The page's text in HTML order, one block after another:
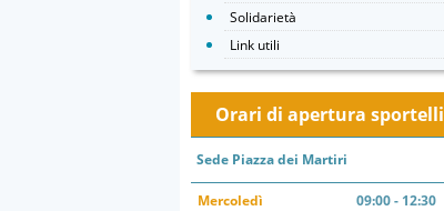
Solidarietà
Link utili
Orari di apertura sportelli
Sede Piazza dei Martiri
Mercoledì 09:00 - 12:30